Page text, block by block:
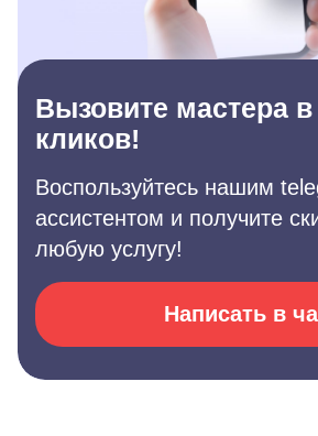
Вызовите мастера
кликов!
Воспользуйтесь нашим
ассистентом и получите
любую услугу!
Написать в